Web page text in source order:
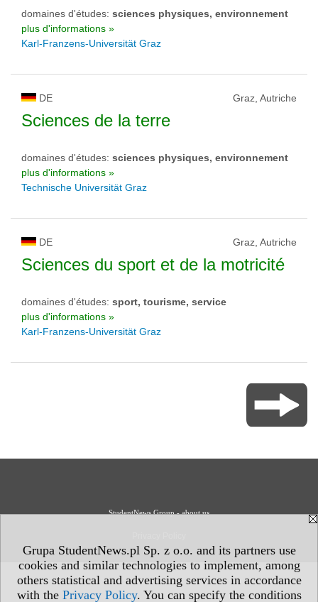
Grupa StudentNews.pl Sp. z o.o. and its partners use
cookies and similar technologies to implement, among
others statistical and advertising services in accordance
with the Privacy Policy. You can specify the conditions
domaines d'études: sciences physiques, environnement
plus d'informations »
Karl-Franzens-Universität Graz
DE Graz, Autriche
Sciences de la terre
domaines d'études: sciences physiques, environnement
plus d'informations »
Technische Universität Graz
DE Graz, Autriche
Sciences du sport et de la motricité
domaines d'études: sport, tourisme, service
plus d'informations »
Karl-Franzens-Universität Graz
StudentNews Group - about us